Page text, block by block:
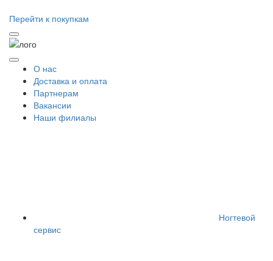
Перейти к покупкам
О нас
Доставка и оплата
Партнерам
Вакансии
Наши филиалы
Ногтевой
сервис